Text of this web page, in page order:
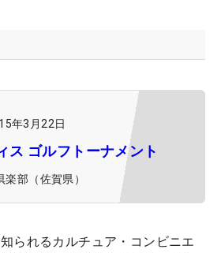
年3月22日
ス ゴルフトーナメント
部（佐賀県）
知られるカルチュア・コンビニエ